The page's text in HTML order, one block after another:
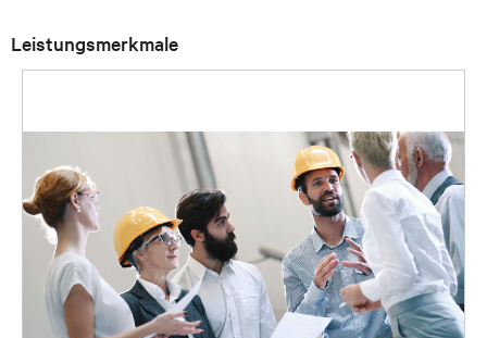
Leistungsmerkmale